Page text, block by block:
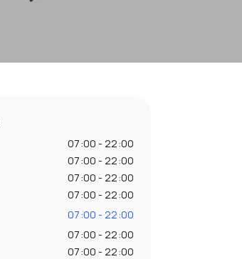
07:00 - 22:00
07:00 - 22:00
07:00 - 22:00
07:00 - 22:00
07:00 - 22:00
07:00 - 22:00
07:00 - 22:00